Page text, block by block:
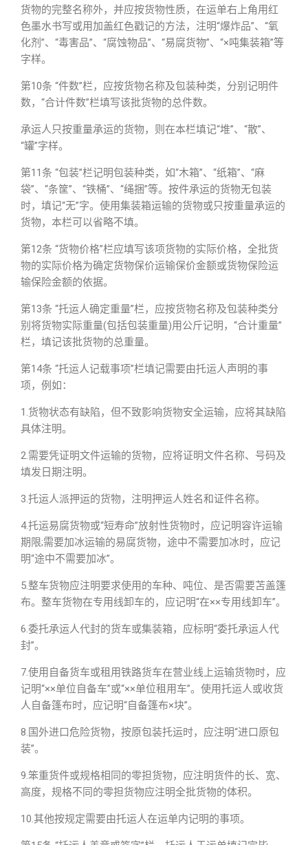
货物的完整名称外，并应按货物性质，在运单右上角用红
色墨水书写或用加盖红色戳记的方法，注明“爆炸品”、“氧
化剂”、“毒害品”、“腐蚀物品”、“易腐货物”、“×吨集装箱”等
字样。
第10条 “件数”栏，应按货物名称及包装种类，分别记明件
数，“合计件数”栏填写该批货物的总件数。
承运人只按重量承运的货物，则在本栏填记“堆”、“散”、
“罐”字样。
第11条 “包装”栏记明包装种类，如“木箱”、“纸箱”、“麻
袋”、“条筐”、“铁桶”、“绳捆”等。按件承运的货物无包装
时，填记“无”字。使用集装箱运输的货物或只按重量承运的
货物，本栏可以省略不填。
第12条 “货物价格”栏应填写该项货物的实际价格，全批货
物的实际价格为确定货物保价运输保价金额或货物保险运
输保险金额的依据。
第13条 “托运人确定重量”栏，应按货物名称及包装种类分
别将货物实际重量(包括包装重量)用公斤记明，“合计重量”
栏，填记该批货物的总重量。
第14条 “托运人记载事项”栏填记需要由托运人声明的事
项，例如：
1.货物状态有缺陷，但不致影响货物安全运输，应将其缺陷
具体注明。
2.需要凭证明文件运输的货物，应将证明文件名称、号码及
填发日期注明。
3.托运人派押运的货物，注明押运人姓名和证件名称。
4.托运易腐货物或“短寿命”放射性货物时，应记明容许运输
期限;需要加冰运输的易腐货物，途中不需要加冰时，应记
明“途中不需要加冰”。
5.整车货物应注明要求使用的车种、吨位、是否需要苫盖篷
布。整车货物在专用线卸车的，应记明“在××专用线卸车”。
6.委托承运人代封的货车或集装箱，应标明“委托承运人代
封”。
7.使用自备货车或租用铁路货车在营业线上运输货物时，应
记明“××单位自备车”或“××单位租用车”。使用托运人或收货
人自备篷布时，应记明“自备篷布×块”。
8.国外进口危险货物，按原包装托运时，应注明“进口原包
装”。
9.笨重货件或规格相同的零担货物，应注明货件的长、宽、
高度，规格不同的零担货物应注明全批货物的体积。
10.其他按规定需要由托运人在运单内记明的事项。